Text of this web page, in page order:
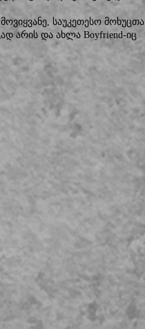
საუკეთესო მოხუცთა
არის და ახლა Boyfriend-იც